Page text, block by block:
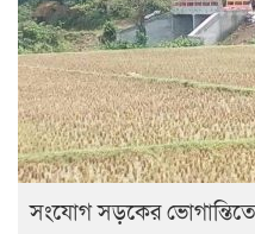
সংযোগ সড়কের